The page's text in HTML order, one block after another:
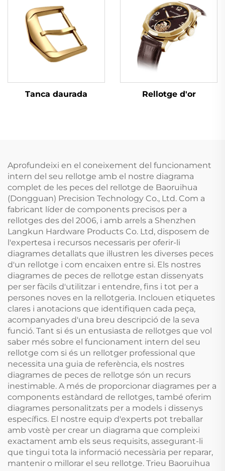
Tanca daurada Rellotge d'or
Aprofundeixi en el coneixement del funcionament
intern del seu rellotge amb el nostre diagrama
complet de les peces del rellotge de Baoruihua
(Dongguan) Precision Technology Co., Ltd. Com a
fabricant líder de components precisos per a
rellotges des del 2006, i amb arrels a Shenzhen
Langkun Hardware Products Co. Ltd, disposem de
l'expertesa i recursos necessaris per oferir-li
diagrames detallats que il·lustren les diverses peces
d'un rellotge i com encaixen entre si. Els nostres
diagrames de peces de rellotge estan dissenyats
per ser fàcils d'utilitzar i entendre, fins i tot per a
persones noves en la rellotgeria. Inclouen etiquetes
clares i anotacions que identifiquen cada peça,
acompanyades d'una breu descripció de la seva
funció. Tant si és un entusiasta de rellotges que vol
saber més sobre el funcionament intern del seu
rellotge com si és un rellotger professional que
necessita una guia de referència, els nostres
diagrames de peces de rellotge són un recurs
inestimable. A més de proporcionar diagrames per a
components estàndard de rellotges, també oferim
diagrames personalitzats per a models i dissenys
específics. El nostre equip d'experts pot treballar
amb vostè per crear un diagrama que compleixi
exactament amb els seus requisits, assegurant-li
que tingui tota la informació necessària per reparar,
mantenir o millorar el seu rellotge. Trieu Baoruihua